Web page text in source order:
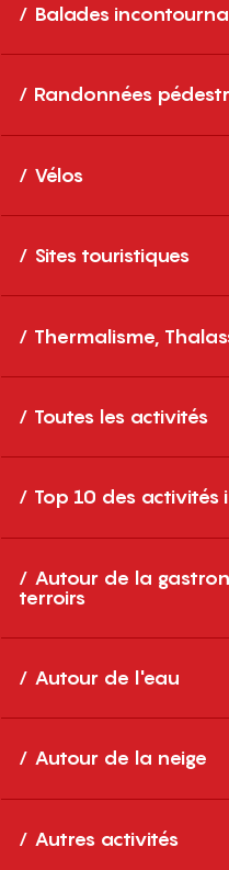
Balades
Randonnées
Vélos
Sites touristiques
Thermalisme,
Toutes les activités
Top 10 des activités
Autour de la
terroirs
Autour de l'eau
Autour de la neige
Autres activités
sud.fr
erreur
Pyrénées-
Pyrénées
Cedex